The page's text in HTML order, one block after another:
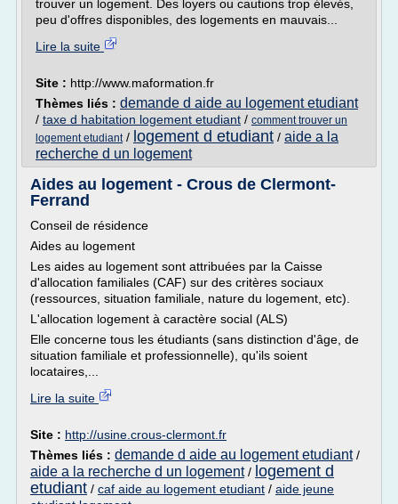
trouver un logement. Des loyers ou cautions trop élevés,
peu d'offres disponibles, des logements en mauvais...
Lire la suite
Site : http://www.maformation.fr
Thèmes liés : demande d aide au logement etudiant
/ taxe d habitation logement etudiant / comment trouver un
logement etudiant/ logement d etudiant / aide a la
recherche d un logement
Aides au logement - Crous de Clermont-
Ferrand
Conseil de résidence
Aides au logement
Les aides au logement sont attribuées par la Caisse
d'allocation familiales (CAF) sur des critères sociaux
(ressources, situation familiale, nature du logement, etc).
L'allocation logement à caractère social (ALS)
Elle concerne tous les étudiants (sans distinction d'âge, de
situation familiale et professionnelle), qu'ils soient
locataires,...
Lire la suite
Site : http://usine.crous-clermont.fr
Thèmes liés : demande d aide au logement etudiant/
aide a la recherche d un logement/ logement d
etudiant / caf aide au logement etudiant / aide jeune